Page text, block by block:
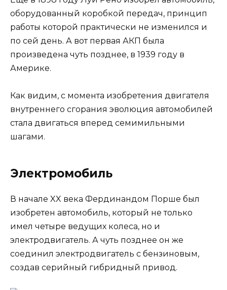
оборудованный коробкой передач, принцип
работы которой практически не изменился и
по сей день. А вот первая АКП была
произведена чуть позднее, в 1939 году в
Америке.
Как видим, с момента изобретения двигателя
внутреннего сгорания эволюция автомобилей
стала двигаться вперед семимильными
шагами.
Электромобиль
В начале XX века Фердинандом Порше был
изобретен автомобиль, который не только
имел четыре ведущих колеса, но и
электродвигатель. А чуть позднее он же
соединил электродвигатель с бензиновым,
создав серийный гибридный привод.